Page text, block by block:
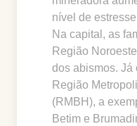
nível de
Na capital, as
Região
dos abismos. Já
Região
(RMBH), a
Betim e